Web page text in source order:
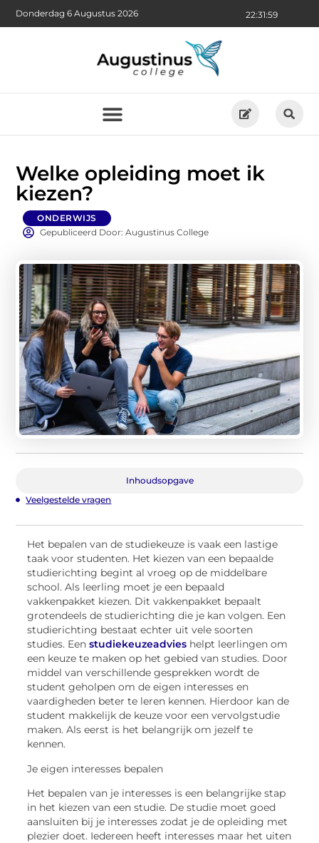
22:32:01
Donderdag 6 Augustus 2026
Welke opleiding moet ik
kiezen?
ONDERWIJS
Gepubliceerd Door: Augustinus College
Inhoudsopgave
Veelgestelde vragen
Het bepalen van de studiekeuze is vaak een lastige
taak voor studenten. Het kiezen van een bepaalde
studierichting begint al vroeg op de middelbare
school. Als leerling moet je een bepaald
vakkenpakket kiezen. Dit vakkenpakket bepaalt
grotendeels de studierichting die je kan volgen. Een
studierichting bestaat echter uit vele soorten
studies. Eenstudiekeuzeadvies helpt leerlingen om
een keuze te maken op het gebied van studies. Door
middel van verschillende gesprekken wordt de
student geholpen om de eigen interesses en
vaardigheden beter te leren kennen. Hierdoor kan de
student makkelijk de keuze voor een vervolgstudie
maken. Als eerst is het belangrijk om jezelf te
kennen.
Je eigen interesses bepalen
Het bepalen van je interesses is een belangrijke stap
in het kiezen van een studie. De studie moet goed
aansluiten bij je interesses zodat je de opleiding met
plezier doet. Iedereen heeft interesses maar het uiten